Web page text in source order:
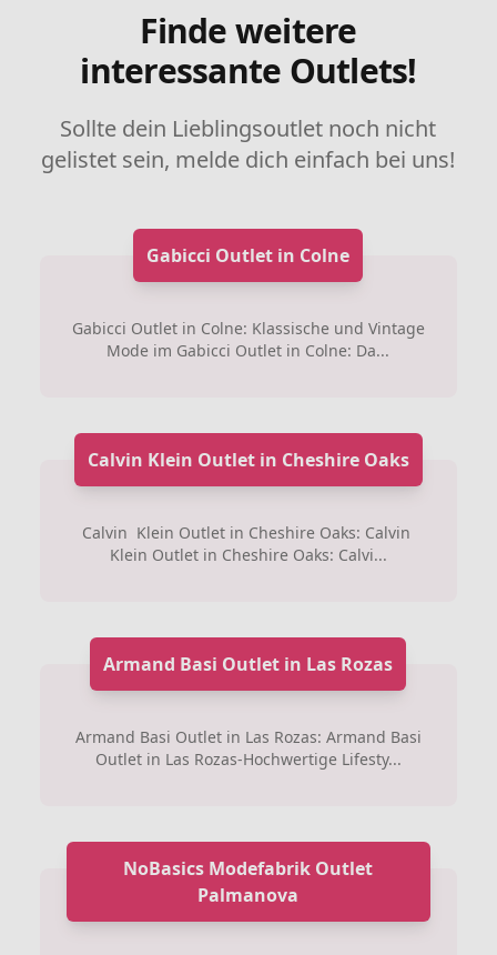
Finde weitere
interessante Outlets!
Sollte dein Lieblingsoutlet noch nicht
gelistet sein, melde dich einfach bei uns!
Gabicci Outlet in Colne
Gabicci Outlet in Colne: Klassische und Vintage
Mode im Gabicci Outlet in Colne: Da...
Calvin Klein Outlet in Cheshire Oaks
Calvin Klein Outlet in Cheshire Oaks: Calvin
Klein Outlet in Cheshire Oaks: Calvi...
Armand Basi Outlet in Las Rozas
Armand Basi Outlet in Las Rozas: Armand Basi
Outlet in Las Rozas-Hochwertige Lifesty...
NoBasics Modefabrik Outlet
Palmanova